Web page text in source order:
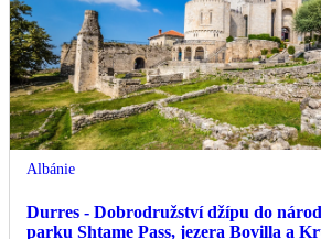
Albánie
Durres - Dobrodružství džípu do
parku Shtame Pass, jezera Bovilla a